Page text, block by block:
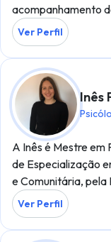
acompanhamento
Ver Perfil
Inês
A Inês é Mestre em
de Especialização
e Comunitária,
Ver Perfil